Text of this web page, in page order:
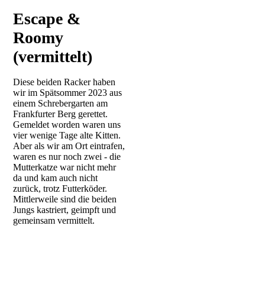
Escape &
Roomy
(vermittelt)
Diese beiden Racker haben
wir im Spätsommer 2023 aus
einem Schrebergarten am
Frankfurter Berg gerettet.
Gemeldet worden waren uns
vier wenige Tage alte Kitten.
Aber als wir am Ort eintrafen,
waren es nur noch zwei - die
Mutterkatze war nicht mehr
da und kam auch nicht
zurück, trotz Futterköder.
Mittlerweile sind die beiden
Jungs kastriert, geimpft und
gemeinsam vermittelt.